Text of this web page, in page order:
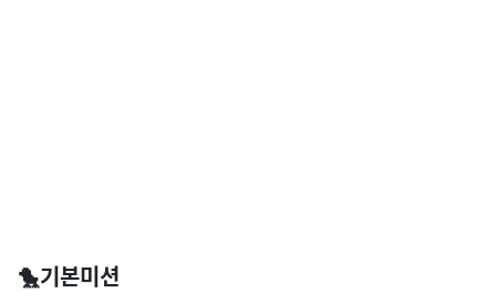
🐤기본미션